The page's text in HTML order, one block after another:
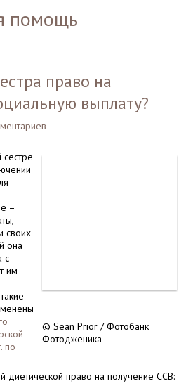
помощь
право на
выплату?
© Sean Prior / Фотобанк
Фотодженика
–
своих
она
с
им
по
диетической право на получение ССВ: